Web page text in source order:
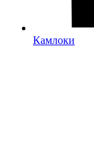
Камлоки